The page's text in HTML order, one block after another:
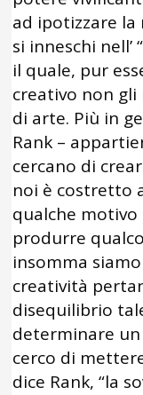
ad ipotizzare la
si inneschi
il quale, pur
creativo non
di arte. Più in
Rank –
cercano di
noi è costretto
qualche
produrre
insomma
creatività
disequilibrio
determinare
cerco di
dice Rank, “la